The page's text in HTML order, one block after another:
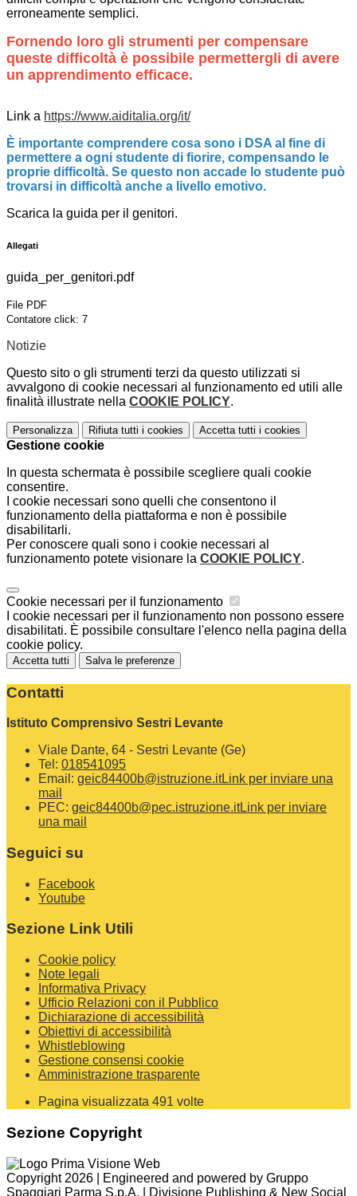
erroneamente semplici.
Fornendo loro gli strumenti per compensare
queste difficoltà è possibile permettergli di avere
un apprendimento efficace.
Link a https://www.aiditalia.org/it/
È importante comprendere cosa sono i DSA al fine di
permettere a ogni studente di fiorire, compensando le
proprie difficoltà. Se questo non accade lo studente può
trovarsi in difficoltà anche a livello emotivo.
Scarica la guida per il genitori.
Allegati
guida_per_genitori.pdf
File PDF
Contatore click: 7
Notizie
Questo sito o gli strumenti terzi da questo utilizzati si
avvalgono di cookie necessari al funzionamento ed utili alle
finalità illustrate nella COOKIE POLICY.
Personalizza Rifiuta tutti i cookies Accetta tutti i cookies
Gestione cookie
In questa schermata è possibile scegliere quali cookie
consentire.
I cookie necessari sono quelli che consentono il
funzionamento della piattaforma e non è possibile
disabilitarli.
Per conoscere quali sono i cookie necessari al
funzionamento potete visionare la COOKIE POLICY.
Cookie necessari per il funzionamento
I cookie necessari per il funzionamento non possono essere
disabilitati. È possibile consultare l'elenco nella pagina della
cookie policy.
Accetta tutti Salva le preferenze
Contatti
Istituto Comprensivo Sestri Levante
Viale Dante, 64 - Sestri Levante (Ge)
Tel: 018541095
Email: geic84400b@istruzione.itLink per inviare una
mail
PEC: geic84400b@pec.istruzione.itLink per inviare
una mail
Seguici su
Facebook
Youtube
Sezione Link Utili
Cookie policy
Note legali
Informativa Privacy
Ufficio Relazioni con il Pubblico
Dichiarazione di accessibilità
Obiettivi di accessibilità
Whistleblowing
Gestione consensi cookie
Amministrazione trasparente
Pagina visualizzata 491 volte
Sezione Copyright
Copyright 2026 | Engineered and powered by Gruppo
Spaggiari Parma S.p.A. | Divisione Publishing & New Social